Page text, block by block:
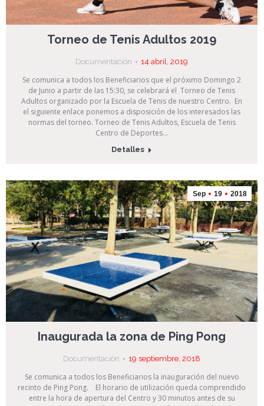
Torneo de Tenis Adultos 2019
Documentación 14 abril, 2019
Se comunica a todos los Beneficiarios que el próximo Domingo 2
de Junio a partir de las 15:30, se celebrará el Torneo de Tenis
Adultos organizado por la Escuela de Tenis de nuestro Centro. En
el siguiente enlace ponemos a disposición de los interesados las
normas del torneo. Torneo de Tenis Adultos, Escuela de Tenis
Centro de Deportes…
Detalles
Sep 19 2018
Inaugurada la zona de Ping Pong
Documentación 19 septiembre, 2018
Se comunica a todos los Beneficiarios la inauguración del nuevo
recinto de Ping Pong. El horario de utilización queda comprendido
entre la hora de apertura del Centro y 30 minutos antes de su